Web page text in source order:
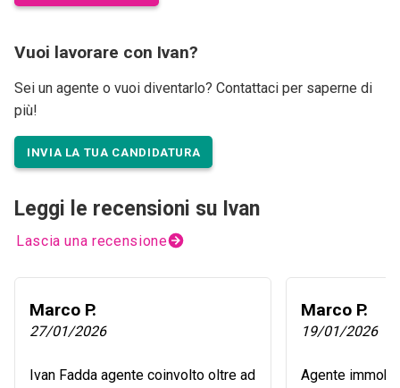
Vuoi lavorare con Ivan?
Sei un agente o vuoi diventarlo? Contattaci per saperne di
più!
INVIA LA TUA CANDIDATURA
Leggi le recensioni su Ivan
Lascia una recensione
Marco P.
27/01/2026
Ivan Fadda agente coinvolto oltre ad
Marco P.
19/01/2026
Agente